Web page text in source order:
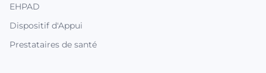
EHPAD
Dispositif d'Appui
Prestataires de santé